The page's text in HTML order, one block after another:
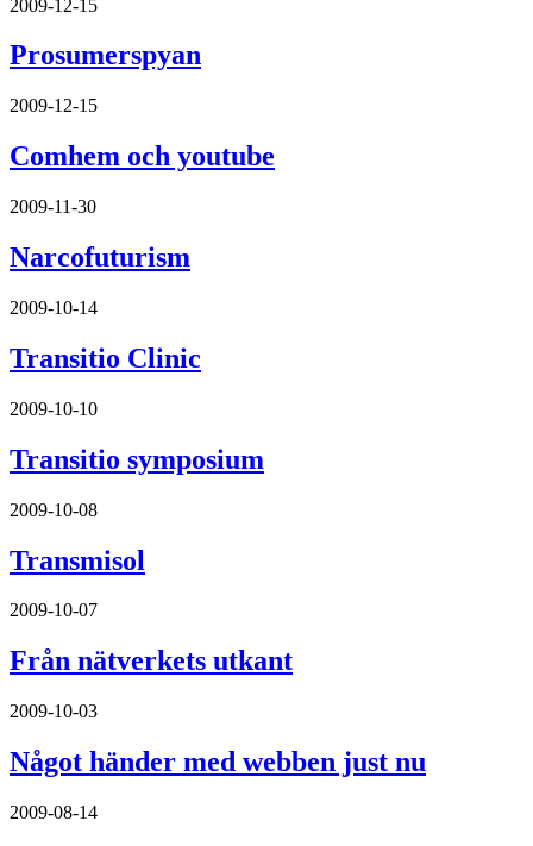
2009-12-15
Prosumerspyan
2009-12-15
Comhem och youtube
2009-11-30
Narcofuturism
2009-10-14
Transitio Clinic
2009-10-10
Transitio symposium
2009-10-08
Transmisol
2009-10-07
Från nätverkets utkant
2009-10-03
Något händer med webben just nu
2009-08-14